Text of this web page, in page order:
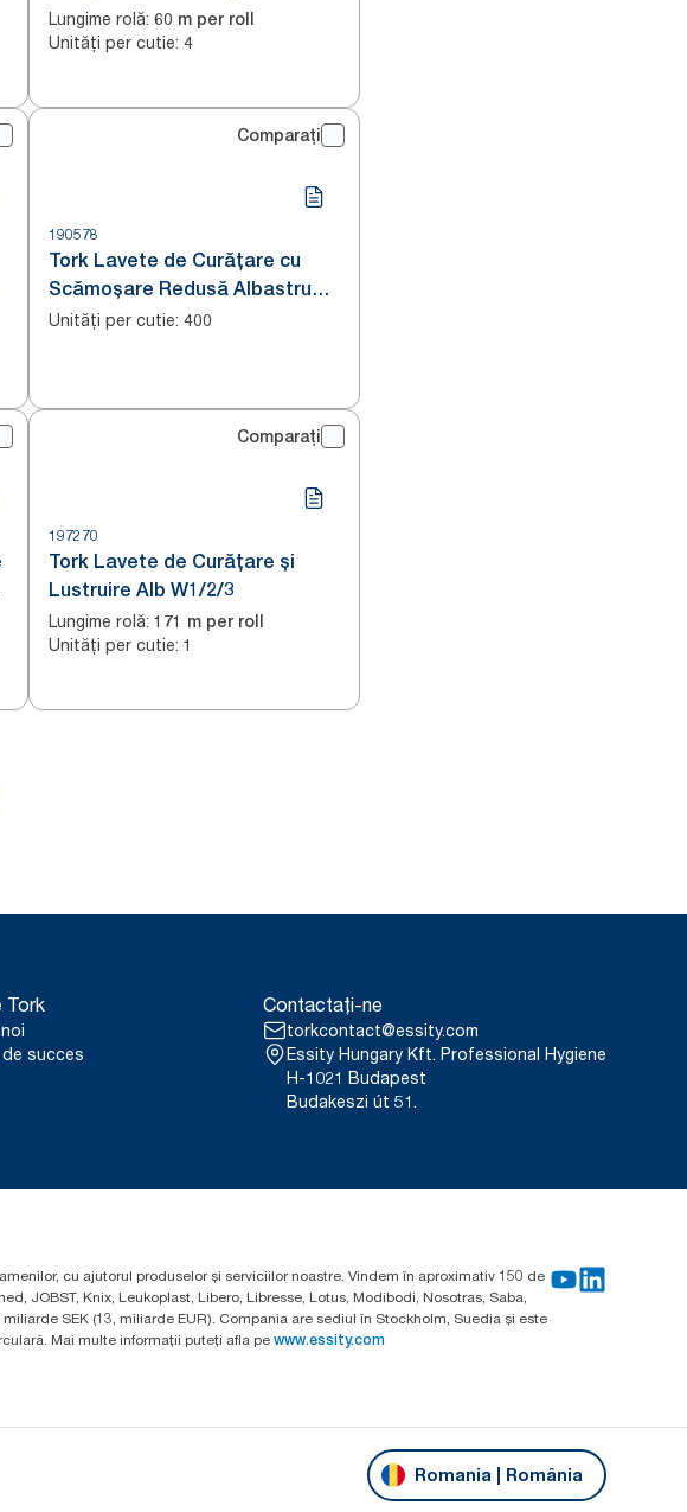
Redusă Turcoaz W10
Lungime rolă: 60 m per roll
Unități per cutie: 4
Comparați
190578
Tork Lavete de Curățare cu
Scămoșare Redusă Albastru
W4
Unități per cutie: 400
Comparați
197270
Tork Lavete de Curățare și
Lustruire Alb W1/2/3
Lungime rolă: 171 m per roll
Unități per cutie: 1
Tork
succes
Contactați-ne
torkcontact@essity.com
Essity Hungary Kft. Professional Hygiene
H-1021 Budapest
Budakeszi út 51.
cu ajutorul produselor și serviciilor noastre. Vindem în aproximativ 150 de
JOBST, Knix, Leukoplast, Libero, Libresse, Lotus, Modibodi, Nosotras, Saba,
SEK (13, miliarde EUR). Compania are sediul în Stockholm, Suedia și este
Mai multe informații puteți afla pe www.essity.com
Romania | România